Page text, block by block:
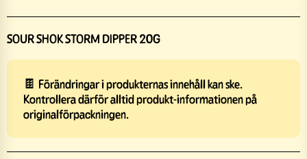
SOUR SHOK STORM DIPPER 20G
🍫 Förändringar i produkternas innehåll kan ske.
Kontrollera därför alltid produkt-informationen på
originalförpackningen.